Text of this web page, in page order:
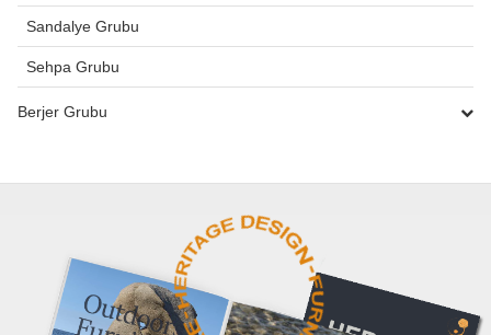
Sandalye Grubu
Sehpa Grubu
Berjer Grubu